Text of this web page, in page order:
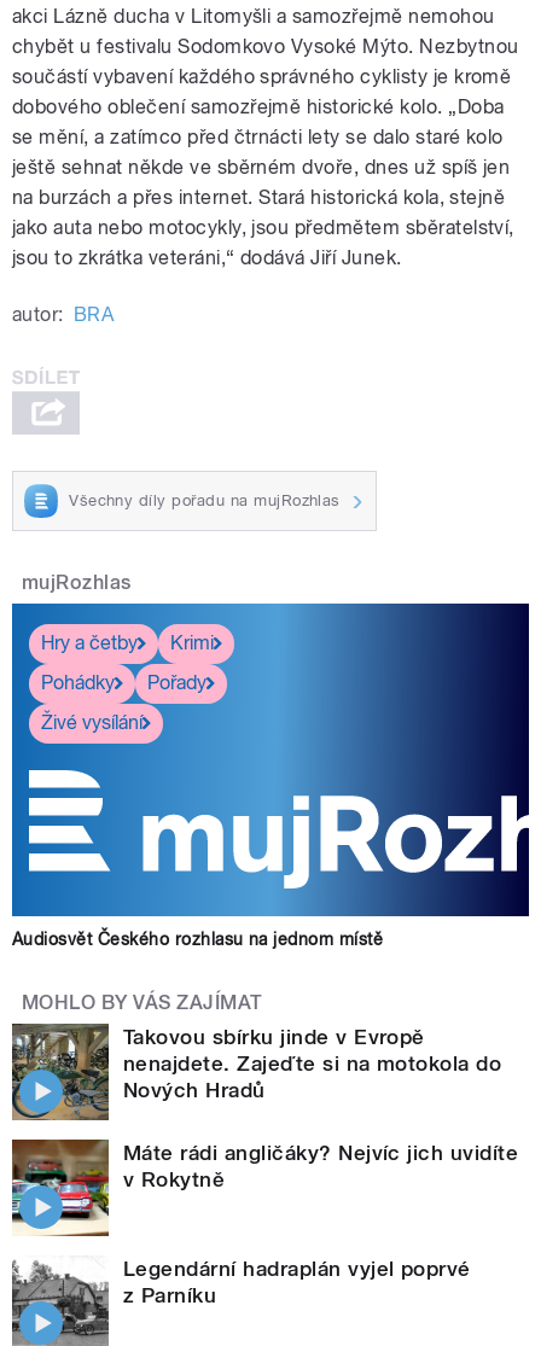
akci Lázně ducha v Litomyšli a samozřejmě nemohou
chybět u festivalu Sodomkovo Vysoké Mýto. Nezbytnou
součástí vybavení každého správného cyklisty je kromě
dobového oblečení samozřejmě historické kolo. „Doba
se mění, a zatímco před čtrnácti lety se dalo staré kolo
ještě sehnat někde ve sběrném dvoře, dnes už spíš jen
na burzách a přes internet. Stará historická kola, stejně
jako auta nebo motocykly, jsou předmětem sběratelství,
jsou to zkrátka veteráni,“ dodává Jiří Junek.
autor: BRA
Všechny díly pořadu na mujRozhlas
mujRozhlas
Hry a četby
Krimi
Pohádky
Pořady
Živé vysílání
Audiosvět Českého rozhlasu na jednom místě
MOHLO BY VÁS ZAJÍMAT
Takovou sbírku jinde v Evropě
nenajdete. Zajeďte si na motokola do
Nových Hradů
Máte rádi angličáky? Nejvíc jich uvidíte
v Rokytně
Legendární hadraplán vyjel poprvé
z Parníku